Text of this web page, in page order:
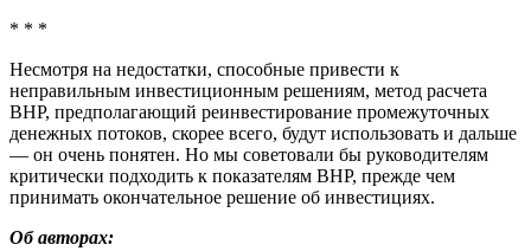
* * *
Несмотря на недостатки, способные привести к
неправильным инвестиционным решениям, метод расчета
ВНР, предполагающий реинвестирование промежуточных
денежных потоков, скорее всего, будут использовать и дальше
— он очень понятен. Но мы советовали бы руководителям
критически подходить к показателям ВНР, прежде чем
принимать окончательное решение об инвестициях.
Об авторах: